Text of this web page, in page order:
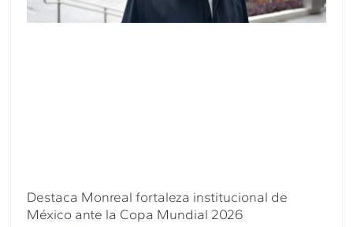
Destaca Monreal fortaleza institucional de
México ante la Copa Mundial 2026